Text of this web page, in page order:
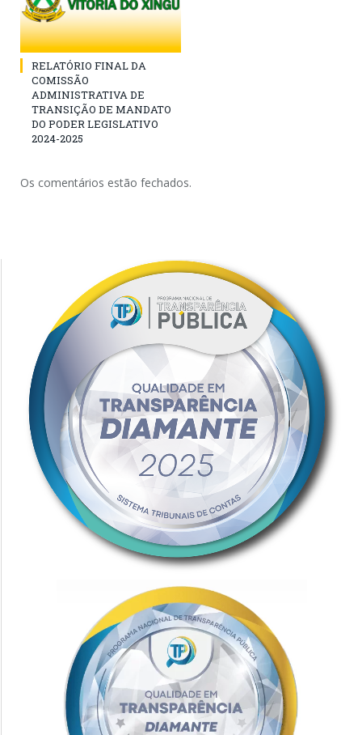
RELATÓRIO FINAL DA
COMISSÃO
ADMINISTRATIVA DE
TRANSIÇÃO DE MANDATO
DO PODER LEGISLATIVO
2024-2025
Os comentários estão fechados.